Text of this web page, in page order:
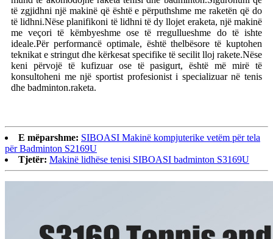
të zgjidhni një makinë që është e përputhshme me raketën që do
të lidhni.Nëse planifikoni të lidhni të dy llojet eraketa, një makinë
me veçori të këmbyeshme ose të rregullueshme do të ishte
ideale.Për performancë optimale, është thelbësore të kuptohen
teknikat e stringut dhe kërkesat specifike të secilit lloj rakete.Nëse
keni përvojë të kufizuar ose të pasigurt, është më mirë të
konsultoheni me një sportist profesionist i specializuar në tenis
dhe badminton.raketa.
E mëparshme: SIBOASI Makinë kompjuterike vetëm për tela
për Badminton S2169U
Tjetër: Makinë lidhëse tenisi SIBOASI badminton S3169U